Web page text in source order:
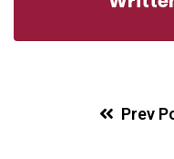
Prev